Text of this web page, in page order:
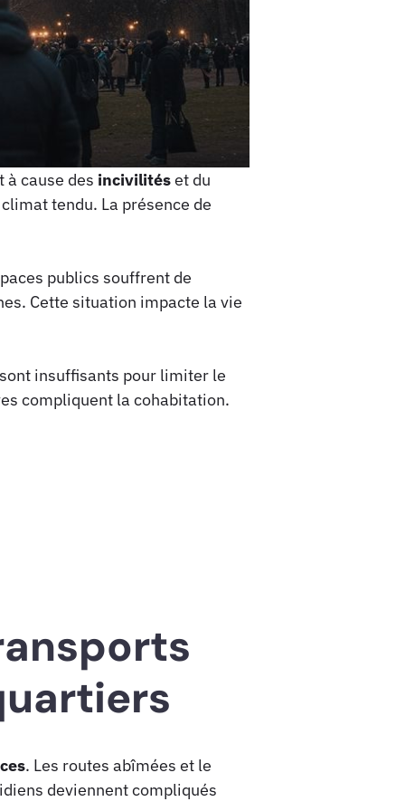
cause des incivilitéset du
tendu. La présence de
publics souffrent de
Cette situation impacte la vie
insuffisants pour limiter le
compliquent la cohabitation.
. Les routes abîmées et le
deviennent compliqués